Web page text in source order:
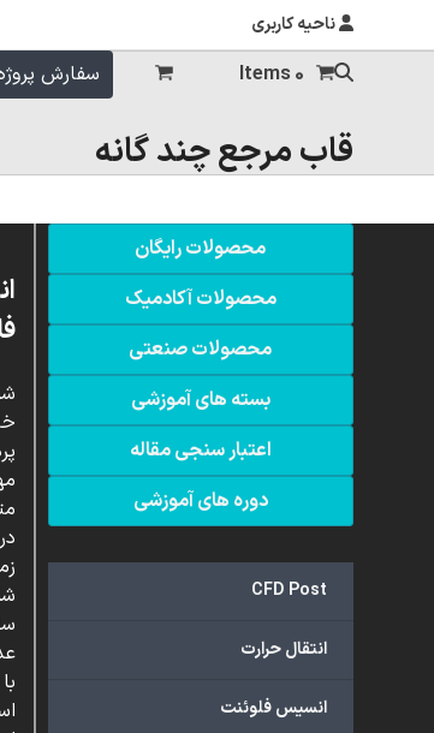
ناحیه کاربری
سفارش 0 Items
قاب مرجع چند گانه
محصولات رایگان
محصولات آکادمیک
محصولات صنعتی
بسته های آموزشی
اعتبار سنجی مقاله
دوره های آموزشی
CFD Post
انتقال حرارت
انسیس فلوئنت
در
با